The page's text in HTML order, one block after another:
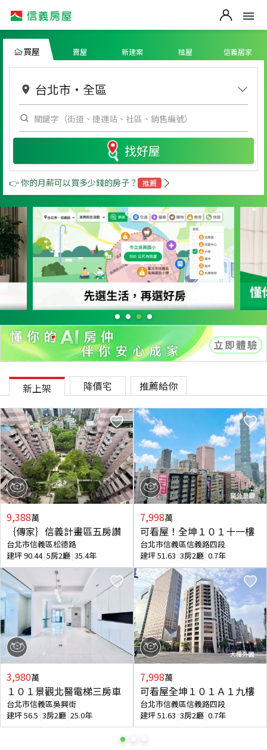
買屋 賣屋 新建案 租屋 信義居家
台北市 ・ 全區
找好屋
👉 你的月薪可以買多少錢的房子？ 推薦
新上架 降價宅 推薦給你
9,388萬
｛傳家｝信義計畫區五房讚
台北市信義區松德路
建坪90.44 5房2廳 35.4年
3,980萬
１０１景觀北醫電梯三房車
台北市信義區吳興街
建坪56.5 3房2廳 25.0年
7,998萬
可看屋！全坤１０１十一樓
台北市信義區信義路四段
建坪51.63 3房2廳 0.7年
7,998萬
可看屋全坤１０１Ａ１九樓
台北市信義區信義路四段
建坪51.63 3房2廳 0.7年